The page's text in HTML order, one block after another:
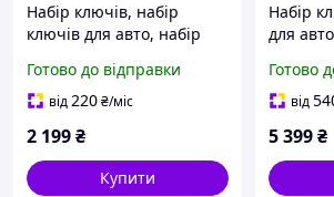
Набір ключів, набір
ключів для авто, набір
Grad
Готово до відправки
від220₴/міс
2 199₴
Купити
Набір
для
Готово
від
5 399₴